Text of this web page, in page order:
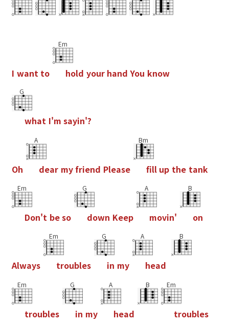
I want to
Em
hold your hand You know
G
what I'm sayin'?
Oh
A
dear myfriend Please
Bm
fll up the tank
Em
Don't beso
G
down Keep
A
movin'
B
on
Always
Em
troubles
G
in my
A
head
B
Em
troubles
G
in my
A
head
B Em
troubles